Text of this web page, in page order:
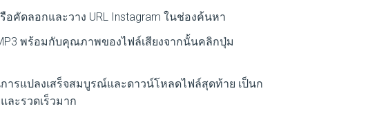
คัดลอกและวาง URL Instagram ในช่องค้นหา
พร้อมกับคุณภาพของไฟล์เสียงจากนั้นคลิกปุ่ม
ารแปลงเสร็จสมบูรณ์และดาวน์โหลดไฟล์สุดท้าย เป็นก
ละรวดเร็วมาก